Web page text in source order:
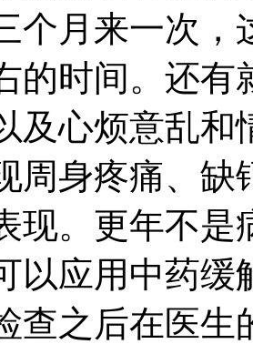
个月来一次，
的时间。还有
及心烦意乱和
周身疼痛、
现。更年不是
以应用中药
查之后在医生